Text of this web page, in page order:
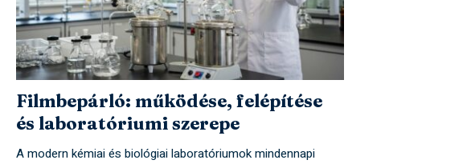
Filmbepárló: működése, felépítése
és laboratóriumi szerepe
A modern kémiai és biológiai laboratóriumok mindennapi